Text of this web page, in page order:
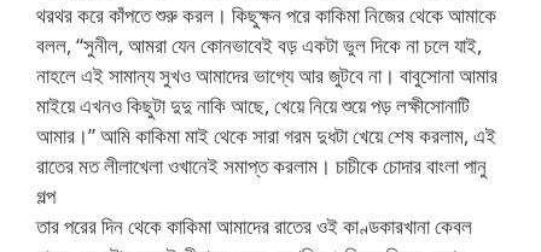
থরথর করে কাঁপতে শুরু করল। কিছুক্ষন পরে কাকিমা নিজের থেকে আমাকে
বলল, “সুনীল, আমরা যেন কোনভাবেই বড় একটা ভুল দিকে না চলে যাই,
নাহলে এই সামান্য সুখও আমাদের ভাগ্যে আর জুটবে না। বাবুসোনা আমার
মাইয়ে এখনও কিছুটা দুদু নাকি আছে, খেয়ে নিয়ে শুয়ে পড় লক্ষীসোনাটি
আমার।” আমি কাকিমা মাই থেকে সারা গরম দুধটা খেয়ে শেষ করলাম, এই
রাতের মত লীলাখেলা ওখানেই সমাপ্ত করলাম। চাচীকে চোদার বাংলা পানু
গল্প
তার পরের দিন থেকে কাকিমা আমাদের রাতের ওই কাণ্ডকারখানা কেবল